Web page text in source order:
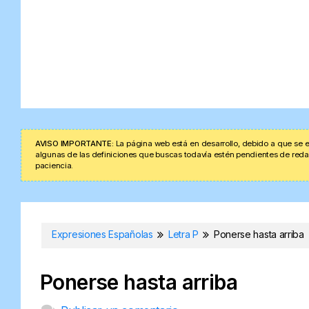
AVISO IMPORTANTE: La página web está en desarrollo, debido a que
algunas de las definiciones que buscas todavía estén pendientes de
paciencia.
Expresiones Españolas Letra P Ponerse hasta arriba
Ponerse hasta arriba